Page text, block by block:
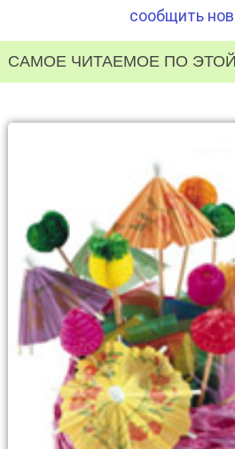
сообщить
САМОЕ ЧИТАЕМОЕ ПО